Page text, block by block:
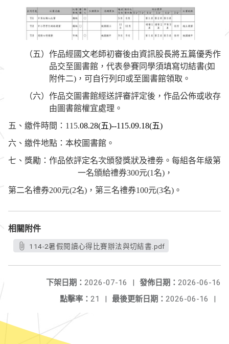
（五）作品經國文老師初審後由資訊股長將五篇優秀作
品交至圖書館，代表參賽同學須填寫切結書(如
附件二) ，可自行列印或至圖書館領取。
（六）作品交圖書館經送評審評定後，作品公佈或收存
由圖書館權宜處理。
五、繳件時間： 115.08.28(五)--115.09.18(五)
六、繳件地點：本校圖書館。
七、獎勵：作品依評定名次頒發獎狀及禮劵。每組各年級第
一名頒給禮券300元(1名) ，
第二名禮券200元(2名) ，第三名禮券100元(3名) 。
相關附件
114-2暑假閱讀心得比賽辦法與切結書.pdf
發佈日期： 2026-06-16
下架日期： 2026-07-16
|
最後更新日期： 2026-06-16 |
點擊率： 21 |